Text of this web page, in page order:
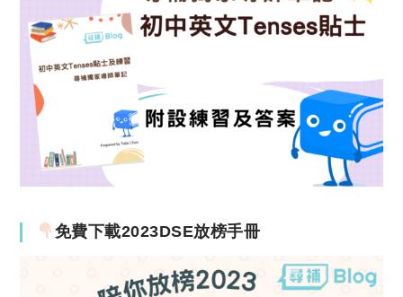
免費下載2023DSE放榜手冊